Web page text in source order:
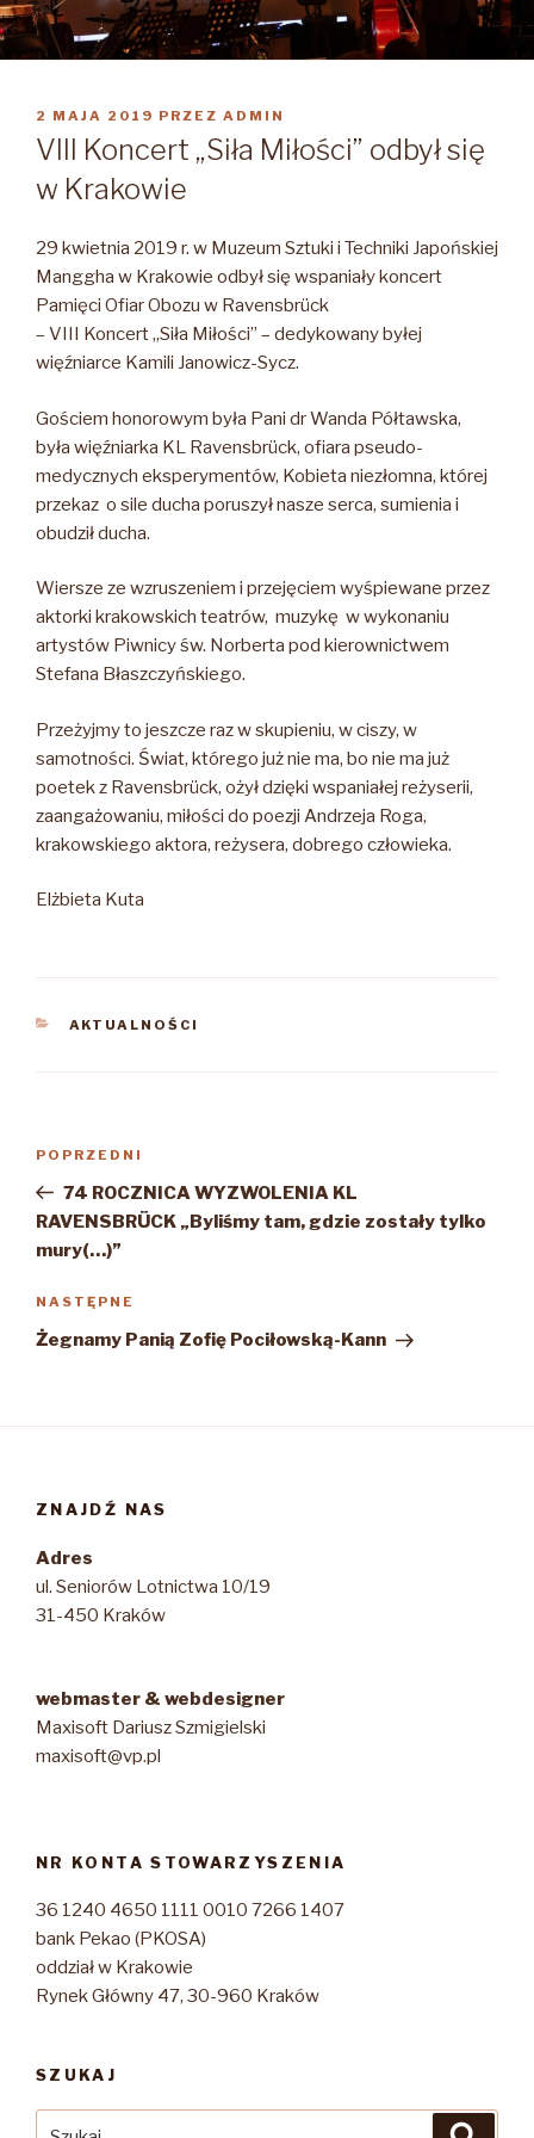
OPUBLIKOWANE
W
2 MAJA 2019 PRZEZ ADMIN
VIII Koncert „Siła Miłości” odbył się
w Krakowie
29 kwietnia 2019 r. w Muzeum Sztuki i Techniki Japońskiej
Manggha w Krakowie odbył się wspaniały koncert
Pamięci Ofiar Obozu w Ravensbrück
– VIII Koncert „Siła Miłości” – dedykowany byłej
więźniarce Kamili Janowicz-Sycz.
Gościem honorowym była Pani dr Wanda Półtawska,
była więźniarka KL Ravensbrück, ofiara pseudo-
medycznych eksperymentów, Kobieta niezłomna, której
przekaz o sile ducha poruszył nasze serca, sumienia i
obudził ducha.
Wiersze ze wzruszeniem i przejęciem wyśpiewane przez
aktorki krakowskich teatrów, muzykę w wykonaniu
artystów Piwnicy św. Norberta pod kierownictwem
Stefana Błaszczyńskiego.
Przeżyjmy to jeszcze raz w skupieniu, w ciszy, w
samotności. Świat, którego już nie ma, bo nie ma już
poetek z Ravensbrück, ożył dzięki wspaniałej reżyserii,
zaangażowaniu, miłości do poezji Andrzeja Roga,
krakowskiego aktora, reżysera, dobrego człowieka.
Elżbieta Kuta
KATEGORIE
AKTUALNOŚCI
Poprzedni
wpis
POPRZEDNI
74 ROCZNICA WYZWOLENIA KL
RAVENSBRÜCK „Byliśmy tam, gdzie zostały tylko
mury(…)”
Następny
wpis
NASTĘPNE
Żegnamy Panią Zofię Pociłowską-Kann
ZNAJDŹ NAS
Adres
ul. Seniorów Lotnictwa 10/19
31-450 Kraków
webmaster & webdesigner
Maxisoft Dariusz Szmigielski
maxisoft@vp.pl
NR KONTA STOWARZYSZENIA
36 1240 4650 1111 0010 7266 1407
bank Pekao (PKOSA)
oddział w Krakowie
Rynek Główny 47, 30-960 Kraków
SZUKAJ